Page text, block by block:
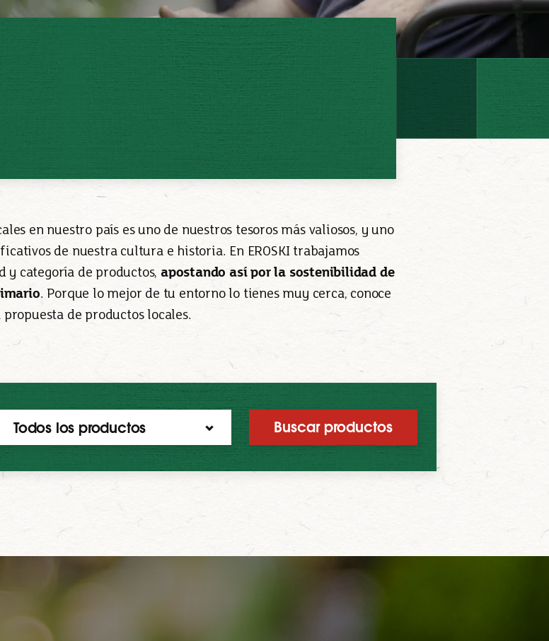
en nuestro país es uno de nuestros tesoros más valiosos, y uno
de nuestra cultura e historia. En EROSKI trabajamos
y categoría de productos,apostando así por la sostenibilidad de
. Porque lo mejor de tu entorno lo tienes muy cerca, conoce
propuesta de productos locales.
Todos los productos Buscar productos